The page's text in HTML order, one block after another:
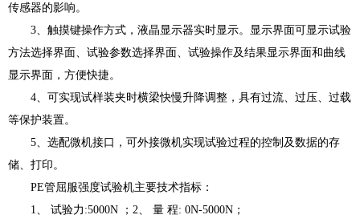
传感器的影响。
3、触摸键操作方式，液晶显示器实时显示。显示界面可显示试验
方法选择界面、试验参数选择界面、试验操作及结果显示界面和曲线
显示界面，方便快捷。
4、可实现试样装夹时横梁快慢升降调整，具有过流、过压、过载
等保护装置。
5、选配微机接口，可外接微机实现试验过程的控制及数据的存
储、打印。
PE管屈服强度试验机主要技术指标：
1、 试验力:5000N ；2、 量 程: 0N-5000N；